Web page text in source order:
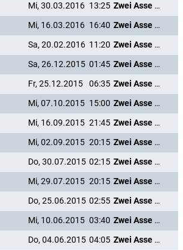
Mi, 30.03.2016 13:25
Zwei Asse trumpfen auf
Mi, 16.03.2016 16:40
Zwei Asse trumpfen auf
Sa, 20.02.2016 11:20
Zwei Asse trumpfen auf
Sa, 26.12.2015 01:45
Zwei Asse trumpfen auf
Fr, 25.12.2015 06:35
Zwei Asse trumpfen auf
Mi, 07.10.2015 15:00
Zwei Asse trumpfen auf
Mi, 16.09.2015 21:45
Zwei Asse trumpfen auf
Mi, 02.09.2015 20:15
Zwei Asse trumpfen auf
Do, 30.07.2015 02:15
Zwei Asse trumpfen auf
Mi, 29.07.2015 20:15
Zwei Asse trumpfen auf
Do, 25.06.2015 02:55
Zwei Asse trumpfen auf
Mi, 10.06.2015 03:40
Zwei Asse trumpfen auf
Do, 04.06.2015 04:05
Zwei Asse trumpfen auf